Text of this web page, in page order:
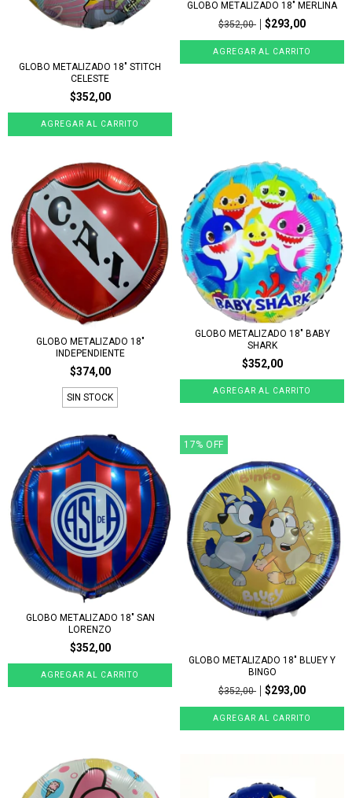
GLOBO METALIZADO 18" STITCH
CELESTE
$352,00
GLOBO METALIZADO 18" MERLINA
$352,00
$293,00
GLOBO METALIZADO 18"
INDEPENDIENTE
$374,00
SIN STOCK
GLOBO METALIZADO 18" BABY
SHARK
$352,00
GLOBO METALIZADO 18" SAN
LORENZO
$352,00
17% OFF
GLOBO METALIZADO 18" BLUEY Y
BINGO
$352,00
$293,00